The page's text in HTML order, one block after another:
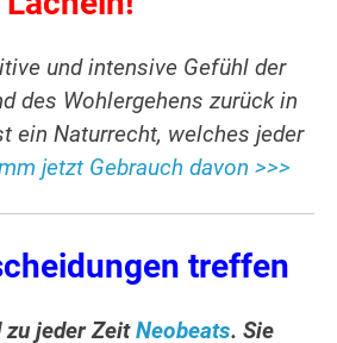
und intensive Gefühl der
des Wohlergehens zurück in
ein Naturrecht, welches jeder
jetzt Gebrauch davon >>>
treffen
jeder ZeitNeobeats. Sie